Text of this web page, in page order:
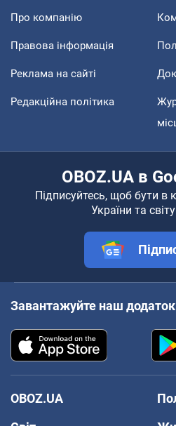
Про компанію
Правова інформація
Реклама на сайті
Редакційна політика
OBOZ.UA в
Підписуйтесь, щоб бути в
України та
Завантажуйте наш додаток
OBOZ.UA